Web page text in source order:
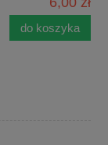
do koszyka